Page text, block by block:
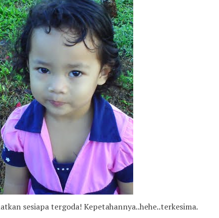
sesiapa tergoda! Kepetahannya..hehe..terkesima.